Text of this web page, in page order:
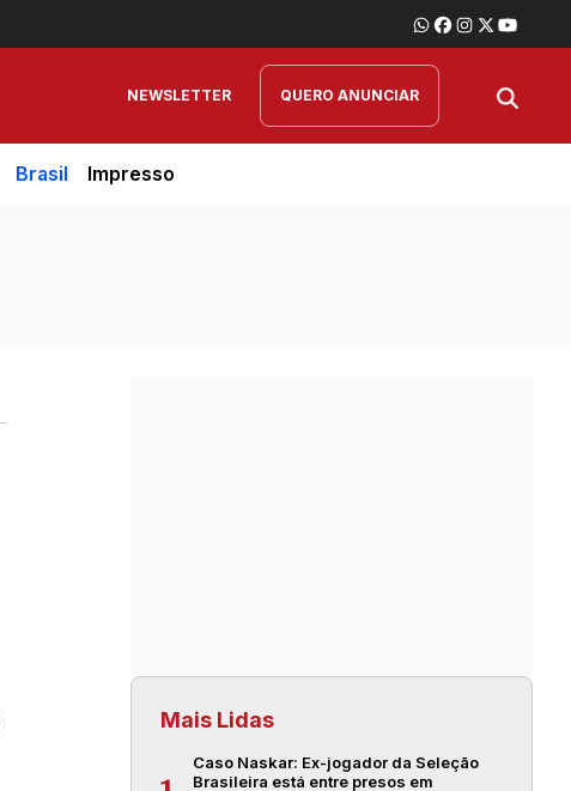
NEWSLETTER QUERO ANUNCIAR
Brasil Impresso
Mais Lidas
Caso Naskar: Ex-jogador da Seleção
Brasileira está entre presos em